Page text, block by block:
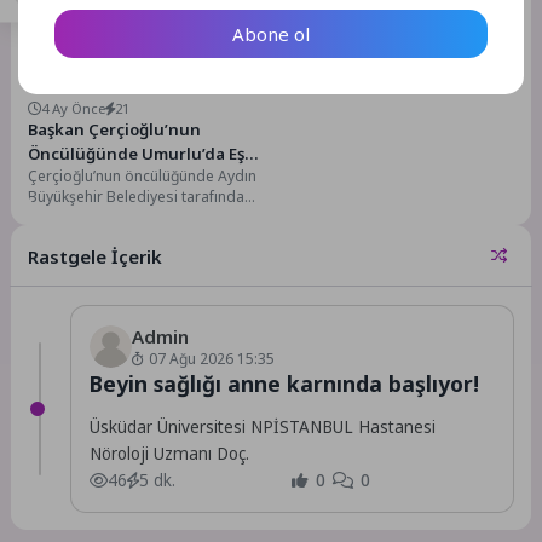
Gündem
4 Ay Önce 21
Başkan Çerçioğlu’nun
Öncülüğünde Umurlu’da Eş
Zamanlı Çalışmalar Devam
Ediyor
Çerçioğlu’nun öncülüğünde Aydın
Büyükşehir Belediyesi tarafından
buluşmaya...
Rastgele İçerik
Admin
07 Ağu 2026 15:35
Beyin sağlığı anne karnında başlıyor!
Üsküdar Üniversitesi NPİSTANBUL Hastanesi
Nöroloji Uzmanı Doç.
46
5 dk. 0 0
Abone ol